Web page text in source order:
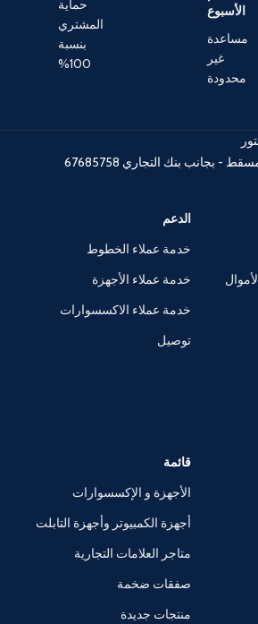
الأسبوع
مساعدة
غير
محدودة
حماية
المشتري
بنسبة
100%
- بجانب بنك التجاري 67685758
الدعم
خدمة عملاء الخطوط
خدمة عملاء الأجهزة
خدمة عملاء الاكسسوارات
توصيل
قائمة
الأجهزة و الإكسسوارات
أجهزة الكمبيوتر وأجهزة التابلت
متاجر العلامات التجارية
صفقات ضخمة
منتجات جديدة